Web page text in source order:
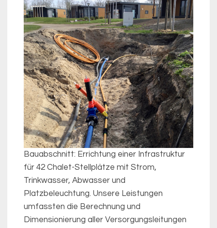
Bauabschnitt: Errichtung einer Infrastruktur
für 42 Chalet-Stellplätze mit Strom,
Trinkwasser, Abwasser und
Platzbeleuchtung. Unsere Leistungen
umfassten die Berechnung und
Dimensionierung aller Versorgungsleitungen